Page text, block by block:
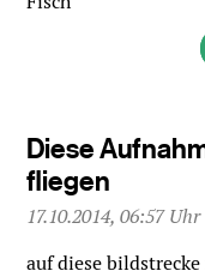
Diese
fliegen
17.10.2014, 06:57 Uhr
auf diese